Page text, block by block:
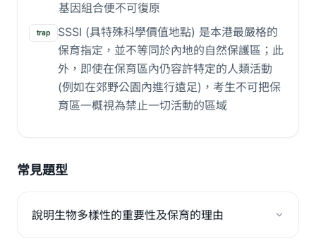
基因組合便不可復原
trap
SSSI (具特殊科學價值地點) 是本港最嚴格的
保育指定，並不等同於內地的自然保護區；此
外，即使在保育區內仍容許特定的人類活動
(例如在郊野公園內進行遠足)，考生不可把保
育區一概視為禁止一切活動的區域
常見題型
說明生物多樣性的重要性及保育的理由